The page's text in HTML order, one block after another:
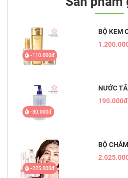
-110.000đ
BỘ KEM
-30.000đ
NƯỚC
TỰ
190.000đ
-225.000đ
BỘ
TUỔI